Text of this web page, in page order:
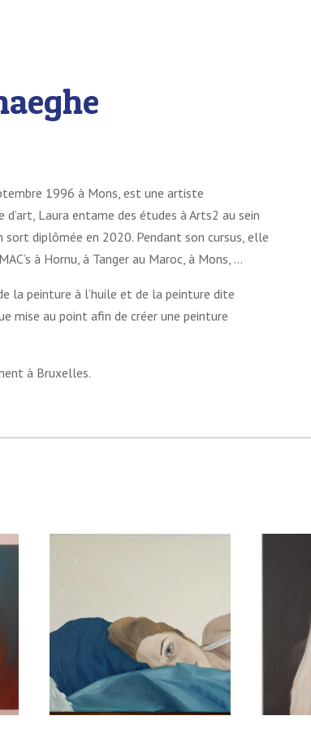
1996 à Mons, est une artiste
d’art, Laura entame des études à Arts2 au sein
sort diplômée en 2020. Pendant son cursus, elle
à Hornu, à Tanger au Maroc, à Mons, …
la peinture à l’huile et de la peinture dite
mise au point afin de créer une peinture
à Bruxelles.